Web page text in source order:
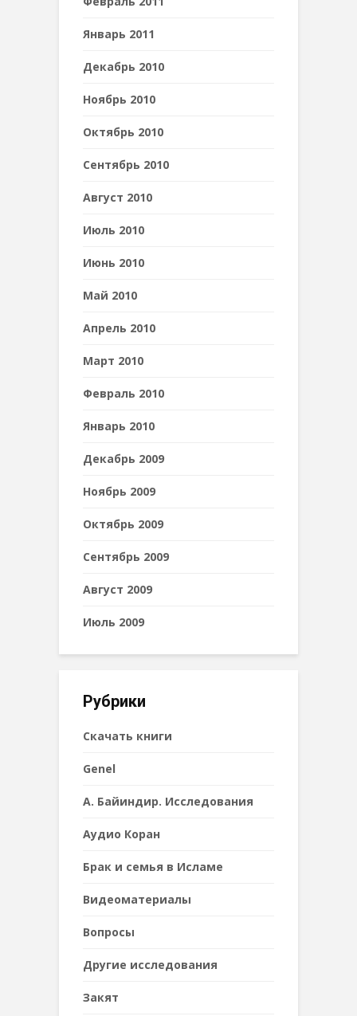
Январь 2011
Декабрь 2010
Ноябрь 2010
Октябрь 2010
Сентябрь 2010
Август 2010
Июль 2010
Июнь 2010
Май 2010
Апрель 2010
Март 2010
Февраль 2010
Январь 2010
Декабрь 2009
Ноябрь 2009
Октябрь 2009
Сентябрь 2009
Август 2009
Июль 2009
Рубрики
Cкачать книги
Genel
А. Байиндир. Исследования
Аудио Коран
Брак и семья в Исламе
Видеоматериалы
Вопросы
Другие исследования
Закят